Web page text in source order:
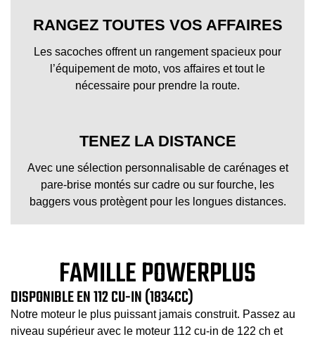
RANGEZ TOUTES VOS AFFAIRES
Les sacoches offrent un rangement spacieux pour
l’équipement de moto, vos affaires et tout le
nécessaire pour prendre la route.
TENEZ LA DISTANCE
Avec une sélection personnalisable de carénages et
pare-brise montés sur cadre ou sur fourche, les
baggers vous protègent pour les longues distances.
FAMILLE POWERPLUS
DISPONIBLE EN 112 CU-IN (1834CC)
Notre moteur le plus puissant jamais construit. Passez au
niveau supérieur avec le moteur 112 cu-in de 122 ch et